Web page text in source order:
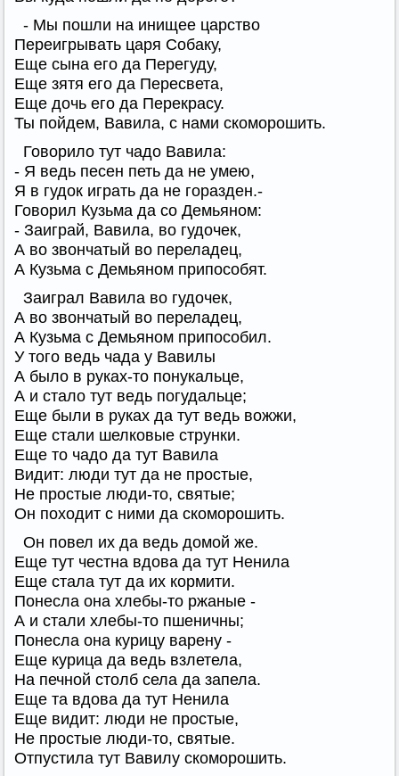
- Мы пошли на инищее царство
Переигрывать царя Собаку,
Еще сына его да Перегуду,
Еще зятя его да Пересвета,
Еще дочь его да Перекрасу.
Ты пойдем, Вавила, с нами скоморошить.
Говорило тут чадо Вавила:
- Я ведь песен петь да не умею,
Я в гудок играть да не горазден.-
Говорил Кузьма да со Демьяном:
- Заиграй, Вавила, во гудочек,
А во звончатый во переладец,
А Кузьма с Демьяном припособят.
Заиграл Вавила во гудочек,
А во звончатый во переладец,
А Кузьма с Демьяном припособил.
У того ведь чада у Вавилы
А было в руках-то понукальце,
А и стало тут ведь погудальце;
Еще были в руках да тут ведь вожжи,
Еще стали шелковые струнки.
Еще то чадо да тут Вавила
Видит: люди тут да не простые,
Не простые люди-то, святые;
Он походит с ними да скоморошить.
Он повел их да ведь домой же.
Еще тут честна вдова да тут Ненила
Еще стала тут да их кормити.
Понесла она хлебы-то ржаные -
А и стали хлебы-то пшеничны;
Понесла она курицу варену -
Еще курица да ведь взлетела,
На печной столб села да запела.
Еще та вдова да тут Ненила
Еще видит: люди не простые,
Не простые люди-то, святые.
Отпустила тут Вавилу скоморошить.